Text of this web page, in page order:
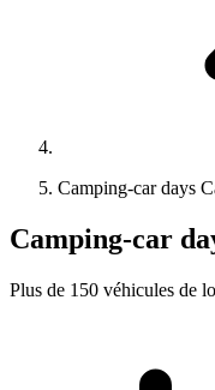
Camping-car days
Camping-car
Plus de 150 véhicules de